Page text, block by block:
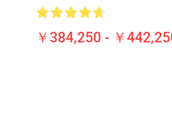
￥384,250 - ￥